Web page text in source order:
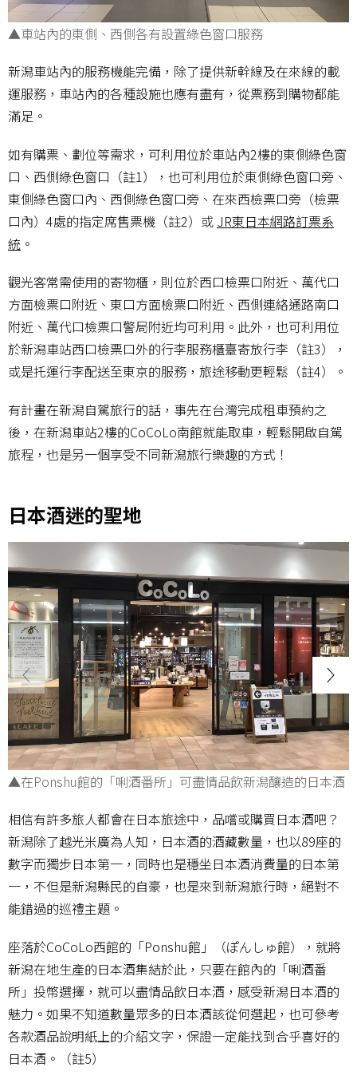
▲車站內的東側、西側各有設置綠色窗口服務
新潟車站內的服務機能完備，除了提供新幹線及在來線的載
運服務，車站內的各種設施也應有盡有，從票務到購物都能
滿足。
如有購票、劃位等需求，可利用位於車站內2樓的東側綠色窗
口、西側綠色窗口（註1），也可利用位於東側綠色窗口旁、
東側綠色窗口內、西側綠色窗口旁、在來西檢票口旁（檢票
口內）4處的指定席售票機（註2）或 JR東日本網路訂票系
統 。
觀光客常需使用的寄物櫃，則位於西口檢票口附近、萬代口
方面檢票口附近、東口方面檢票口附近、西側連絡通路南口
附近、萬代口檢票口警局附近均可利用。此外，也可利用位
於新潟車站西口檢票口外的行李服務櫃臺寄放行李（註3），
或是托運行李配送至東京的服務，旅途移動更輕鬆（註4）。
有計畫在新潟自駕旅行的話，事先在台灣完成租車預約之
後，在新潟車站2樓的CoCoLo南館就能取車，輕鬆開啟自駕
旅程，也是另一個享受不同新潟旅行樂趣的方式！
日本酒迷的聖地
▲在Ponshu館的「唎酒番所」可盡情品飲新潟釀造的日本酒
相信有許多旅人都會在日本旅途中，品嚐或購買日本酒吧？
新潟除了越光米廣為人知，日本酒的酒藏數量，也以89座的
數字而獨步日本第一，同時也是穩坐日本酒消費量的日本第
一，不但是新潟縣民的自豪，也是來到新潟旅行時，絕對不
能錯過的巡禮主題。
座落於CoCoLo西館的「Ponshu館」（ぽんしゅ館），就將
新潟在地生產的日本酒集結於此，只要在館內的「唎酒番
所」投幣選擇，就可以盡情品飲日本酒，感受新潟日本酒的
魅力。如果不知道數量眾多的日本酒該從何選起，也可參考
各款酒品說明紙上的介紹文字，保證一定能找到合乎喜好的
日本酒。（註5）